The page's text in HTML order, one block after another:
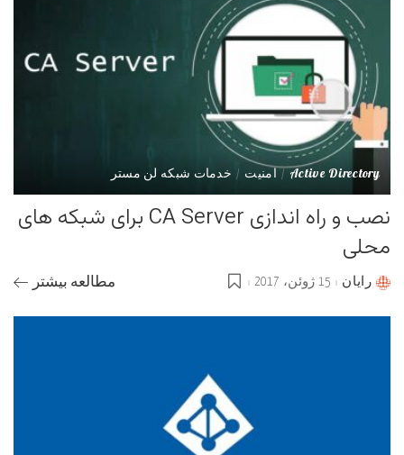
Active Directory امنیت خدمات شبکه لن مستر
نصب و راه اندازی CA Server برای شبکه های
محلی
Postedرایان 15 ژوئن، 2017 مطالعه بیشتر